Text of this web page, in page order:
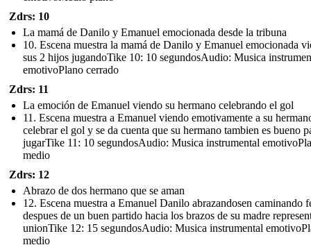
Zdrs: 10
La mamá de Danilo y Emanuel emocionada desde la tribuna
10. Escena muestra la mamá de Danilo y Emanuel emocionada
sus 2 hijos jugandoTike 10: 10 segundosAudio: Musica
emotivoPlano cerrado
Zdrs: 11
La emoción de Emanuel viendo su hermano celebrando el gol
11. Escena muestra a Emanuel viendo emotivamente a su
celebrar el gol y se da cuenta que su hermano tambien es bueno
jugarTike 11: 10 segundosAudio: Musica instrumental
medio
Zdrs: 12
Abrazo de dos hermano que se aman
12. Escena muestra a Emanuel Danilo abrazandosen caminando
despues de un buen partido hacia los brazos de su madre
unionTike 12: 15 segundosAudio: Musica instrumental
medio